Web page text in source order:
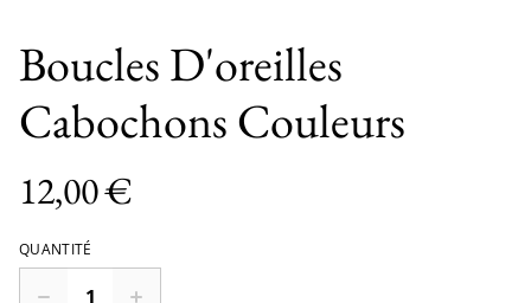
Boucles D'oreilles
Cabochons Couleurs
12,00 €
QUANTITÉ